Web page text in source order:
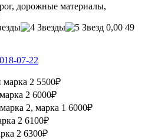
дорожные материалы,
0,00 49
07-22
марка 2 5500₽
2 6000₽
2, марка 1 6000₽
2 6100₽
2 6300₽